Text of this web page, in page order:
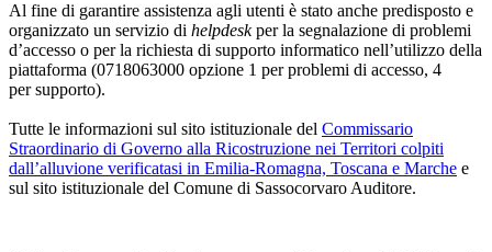
Al fine di garantire assistenza agli utenti è stato anche predisposto e
organizzato un servizio di helpdeskper la segnalazione di problemi
d’accesso o per la richiesta di supporto informatico nell’utilizzo della
piattaforma (0718063000 opzione 1 per problemi di accesso, 4
per supporto).
Tutte le informazioni sul sito istituzionale del Commissario
Straordinario di Governo alla Ricostruzione nei Territori colpiti
dall’alluvione verificatasi in Emilia-Romagna, Toscana e Marche e
sul sito istituzionale del Comune di Sassocorvaro Auditore.